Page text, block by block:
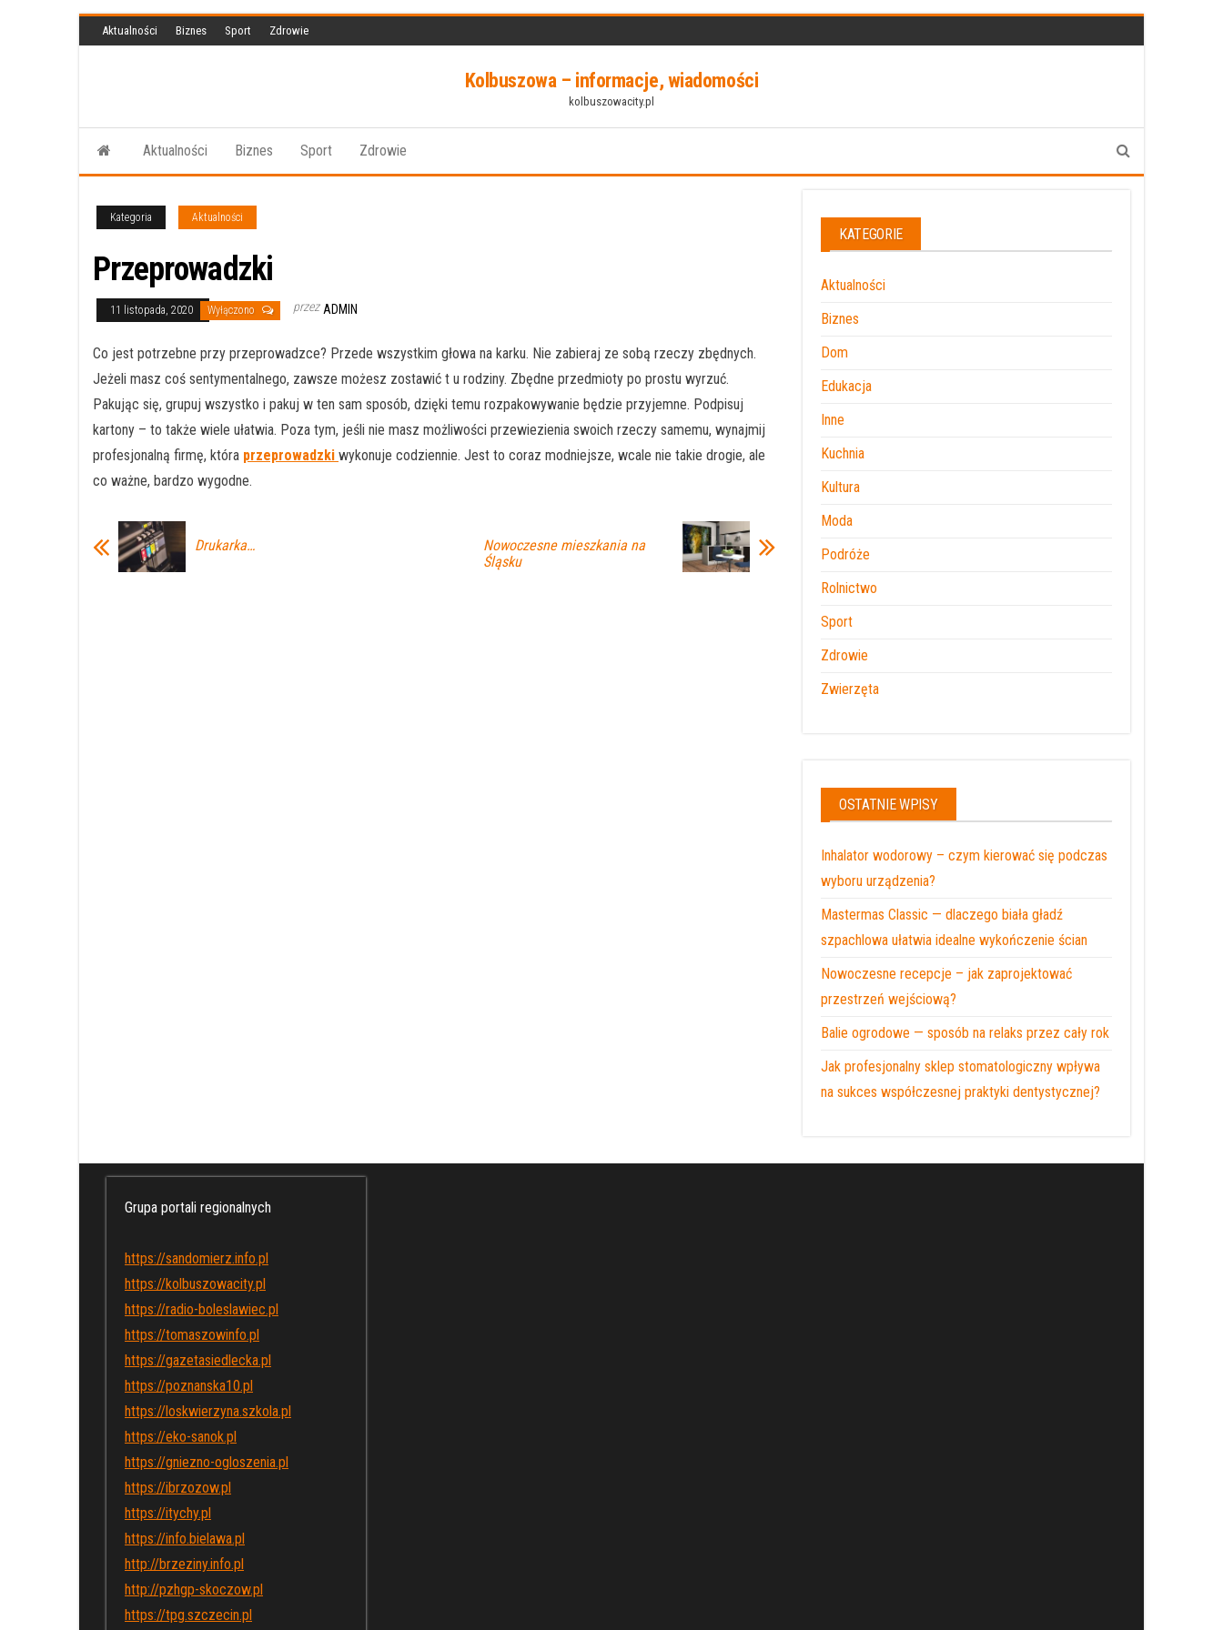
Przejdź
do
Aktualności Biznes Sport Zdrowie
Kolbuszowa – informacje, wiadomości
kolbuszowacity.pl
Aktualności Biznes Sport Zdrowie
Kategoria Aktualności
Przeprowadzki
11 listopada, 2020 Wyłączono przez ADMIN
Co jest potrzebne przy przeprowadzce? Przede wszystkim głowa na karku. Nie zabieraj ze sobą rzeczy zbędnych.
Jeżeli masz coś sentymentalnego, zawsze możesz zostawić t u rodziny. Zbędne przedmioty po prostu wyrzuć.
Pakując się, grupuj wszystko i pakuj w ten sam sposób, dzięki temu rozpakowywanie będzie przyjemne. Podpisuj
kartony – to także wiele ułatwia. Poza tym, jeśli nie masz możliwości przewiezienia swoich rzeczy samemu, wynajmij
profesjonalną firmę, która przeprowadzki wykonuje codziennie. Jest to coraz modniejsze, wcale nie takie drogie, ale
co ważne, bardzo wygodne.
Drukarka…
Nowoczesne mieszkania na
Śląsku
KATEGORIE
Aktualności
Biznes
Dom
Edukacja
Inne
Kuchnia
Kultura
Moda
Podróże
Rolnictwo
Sport
Zdrowie
Zwierzęta
OSTATNIE WPISY
Inhalator wodorowy – czym kierować się podczas
wyboru urządzenia?
Mastermas Classic — dlaczego biała gładź
szpachlowa ułatwia idealne wykończenie ścian
Nowoczesne recepcje – jak zaprojektować
przestrzeń wejściową?
Balie ogrodowe — sposób na relaks przez cały rok
Jak profesjonalny sklep stomatologiczny wpływa
na sukces współczesnej praktyki dentystycznej?
Grupa portali regionalnych
https://sandomierz.info.pl
https://kolbuszowacity.pl
https://radio-boleslawiec.pl
https://tomaszowinfo.pl
https://gazetasiedlecka.pl
https://poznanska10.pl
https://loskwierzyna.szkola.pl
https://eko-sanok.pl
https://gniezno-ogloszenia.pl
https://ibrzozow.pl
https://itychy.pl
https://info.bielawa.pl
http://brzeziny.info.pl
http://pzhgp-skoczow.pl
https://tpg.szczecin.pl